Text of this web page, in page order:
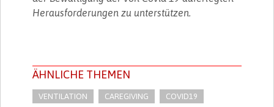
Herausforderungen zu unterstützen.
ÄHNLICHE THEMEN
VENTILATION CAREGIVING COVID19